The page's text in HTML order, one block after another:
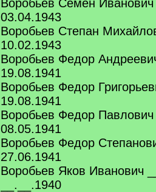
Воробьев Семен
03.04.1943
Воробьев Степан
10.02.1943
Воробьев Федор
19.08.1941
Воробьев Федор
19.08.1941
Воробьев Федор
08.05.1941
Воробьев Федор
27.06.1941
Воробьев Яков Иванович
__.__.1940